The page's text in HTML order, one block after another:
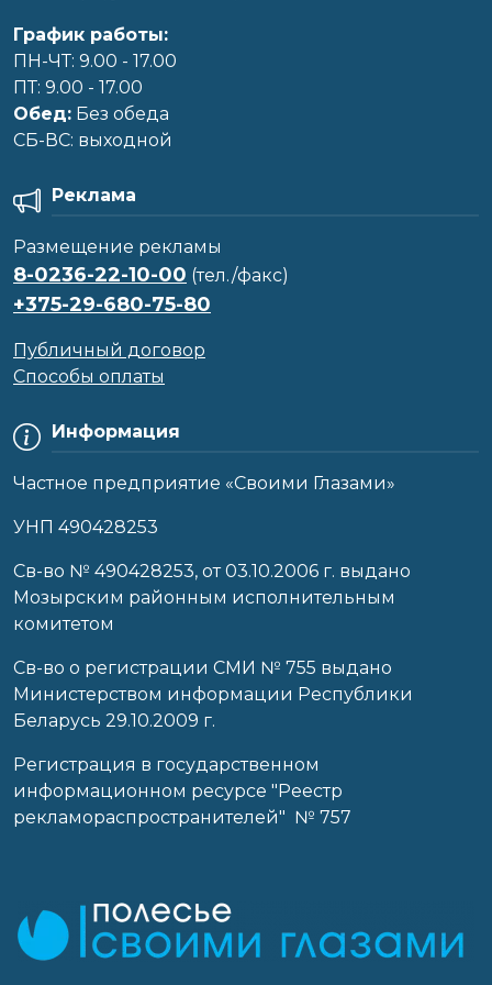
График работы:
ПН-ЧТ: 9.00 - 17.00
ПТ: 9.00 - 17.00
Обед: Без обеда
CБ-ВС: выходной
Информация
Частное предприятие «Своими Глазами»
УНП 490428253
Cв-во № 490428253, от 03.10.2006 г. выдано
Мозырским районным исполнительным
комитетом
Св-во о регистрации СМИ № 755 выдано
Министерством информации Республики
Беларусь 29.10.2009 г.
Регистрация в государственном
информационном ресурсе "Реестр
рекламораспространителей" № 757
Реклама
Размещение рекламы
8-0236-22-10-00 (тел./факс)
+375-29-680-75-80
Публичный договор
Способы оплаты